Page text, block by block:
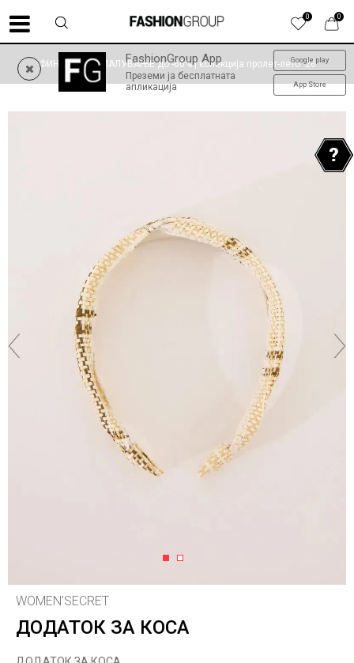
0
0
FashionGroup App
Преземи ја бесплатната
апликација
Google play
App Store
ФИНАЛНО НАМАЛУВАЊЕ до -60% | колекција пролет-лето '26
1 2
WOMEN'SECRET
ДОДАТОК ЗА КОСА